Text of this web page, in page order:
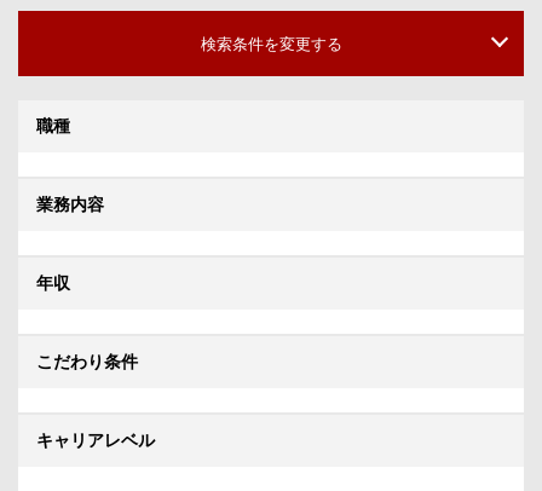
検索条件を変更する
職種
業務内容
年収
こだわり条件
キャリアレベル